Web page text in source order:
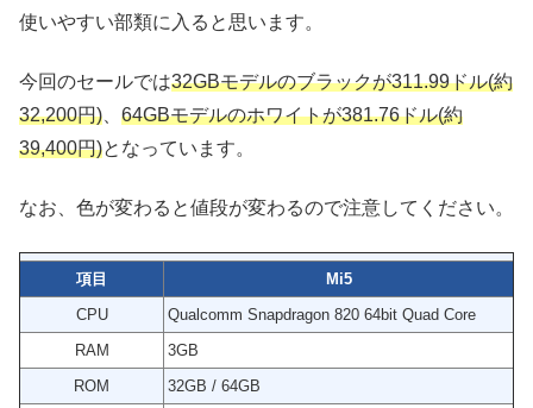
使いやすい部類に入ると思います。
今回のセールでは32GBモデルのブラックが311.99ドル(約
32,200円)
64GBモデルのホワイトが381.76ドル(約
39,400円)となっています。
なお、色が変わると値段が変わるので注意してください。
項目
Mi5
CPU
Qualcomm Snapdragon 820 64bit Quad Core
RAM
3GB
ROM
32GB / 64GB